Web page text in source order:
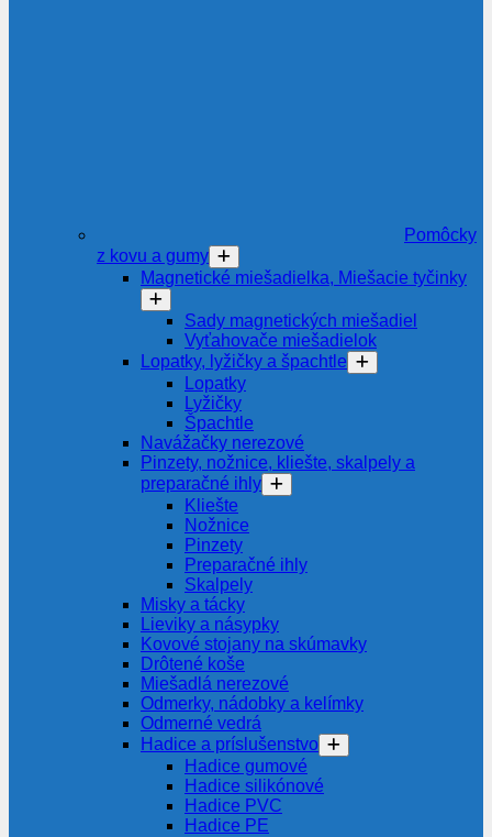
Pomôcky
z kovu a gumy
Magnetické miešadielka, Miešacie tyčinky
Sady magnetických miešadiel
Vyťahovače miešadielok
Lopatky, lyžičky a špachtle
Lopatky
Lyžičky
Špachtle
Navážačky nerezové
Pinzety, nožnice, kliešte, skalpely a
preparačné ihly
Kliešte
Nožnice
Pinzety
Preparačné ihly
Skalpely
Misky a tácky
Lieviky a násypky
Kovové stojany na skúmavky
Drôtené koše
Miešadlá nerezové
Odmerky, nádobky a kelímky
Odmerné vedrá
Hadice a príslušenstvo
Hadice gumové
Hadice silikónové
Hadice PVC
Hadice PE